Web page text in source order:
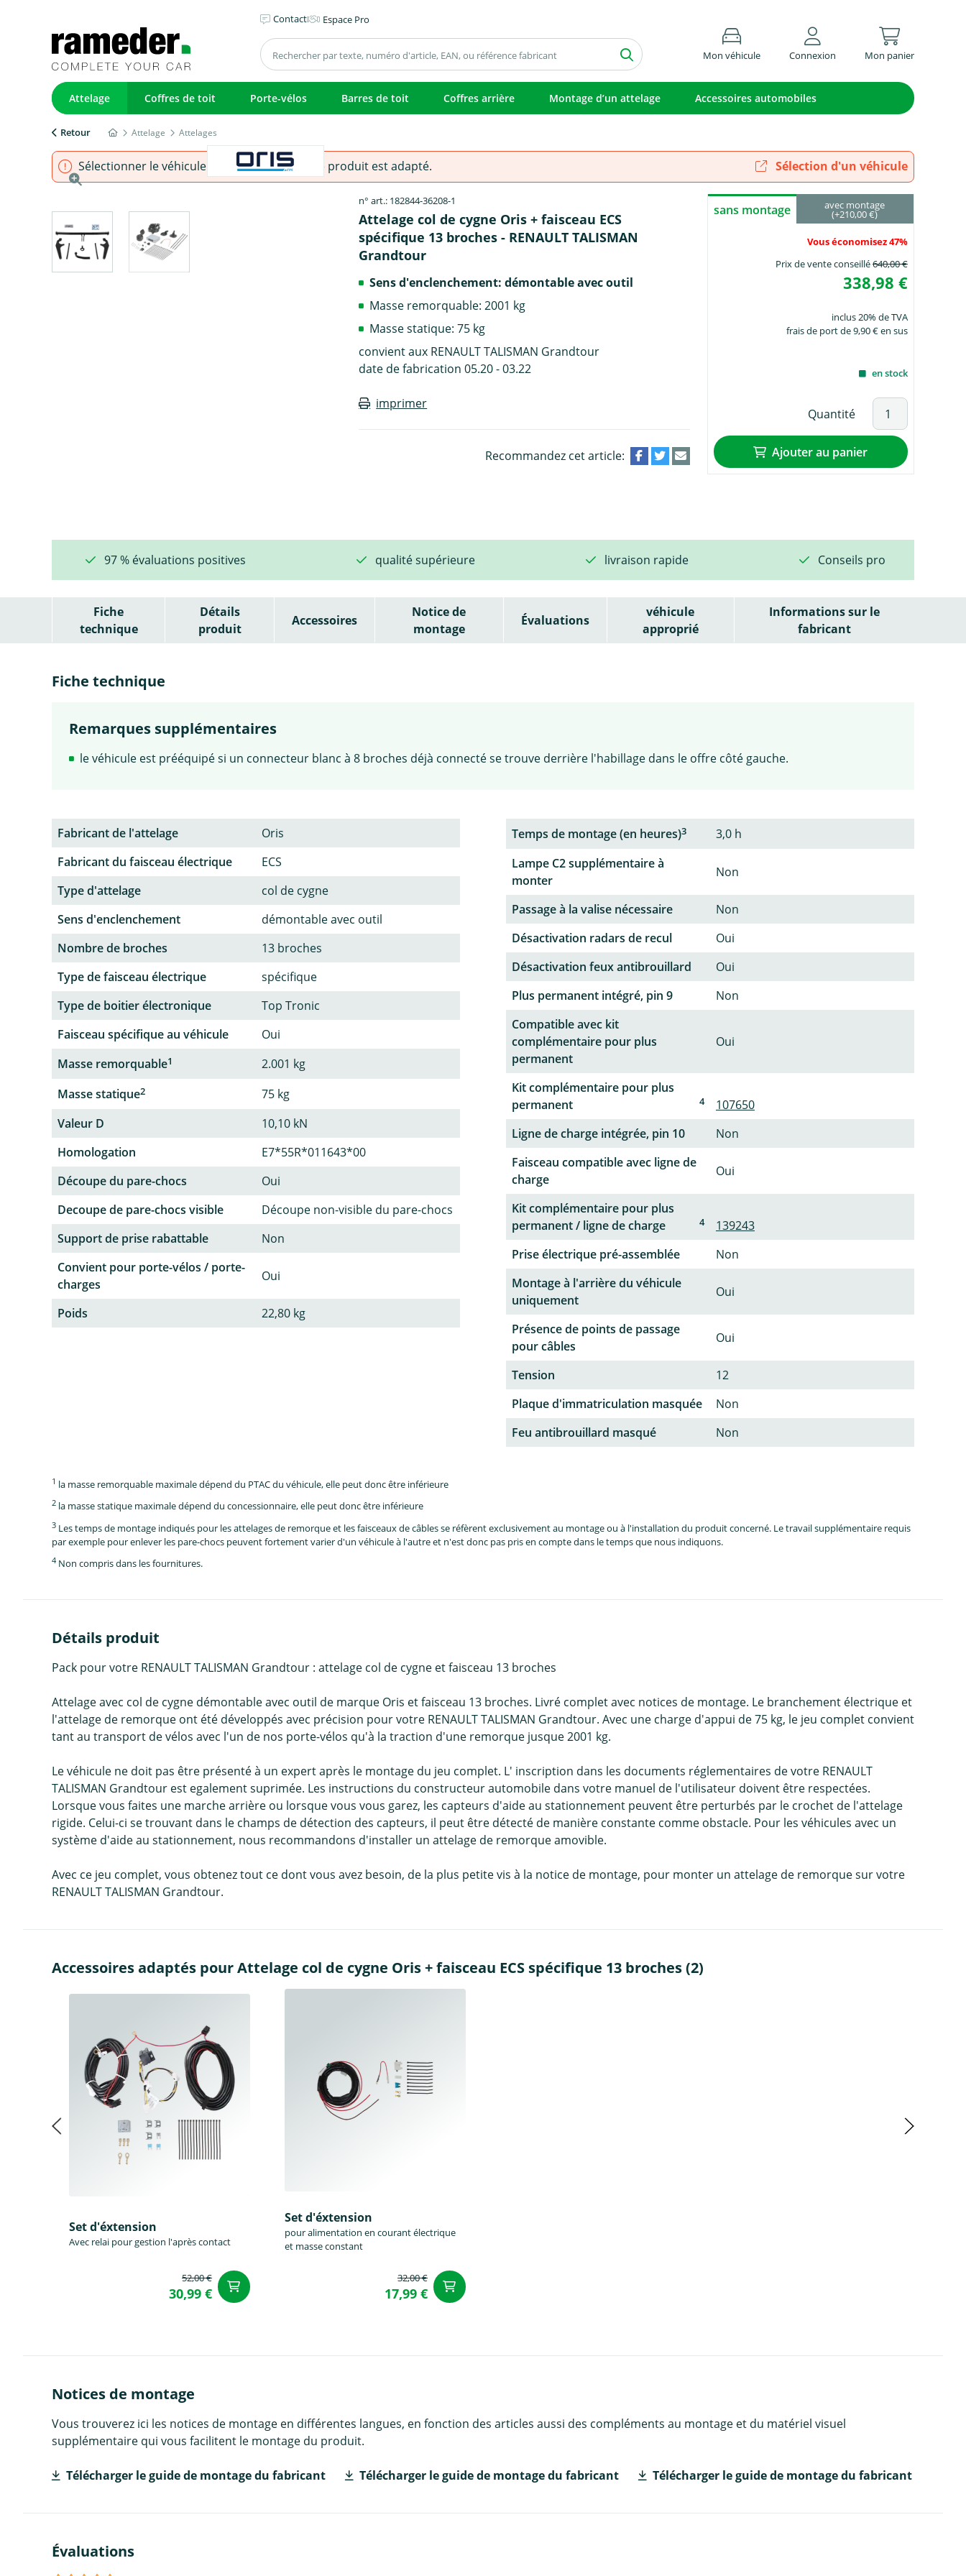
Contact Espace Pro
Mon véhicule Connexion Mon panier
Attelage Coffres de toit Porte-vélos Barres de toit Coffres arrière Montage d’un attelage Accessoires automobiles
Retour Attelage Attelages
Sélectionner le véhicule pour s'assurer que le produit est adapté. Sélection d'un véhicule
n° art.: 182844-36208-1
Attelage col de cygne Oris + faisceau ECS
spécifique 13 broches - RENAULT TALISMAN
Grandtour
Sens d'enclenchement: démontable avec outil
Masse remorquable: 2001 kg
Masse statique: 75 kg
convient aux RENAULT TALISMAN Grandtour
date de fabrication 05.20 - 03.22
imprimer
Recommandez cet article:
sans montage avec montage
(+210,00 €)
Vous économisez 47%
Prix de vente conseillé640,00 €
338,98 €
inclus 20% de TVA
frais de port de 9,90 € en sus
en stock
Quantité
Ajouter au panier
97 % évaluations positives qualité supérieure livraison rapide Conseils pro
Fiche
technique
Détails
produit
Accessoires
Notice de
montage
Évaluations
véhicule
approprié
Informations sur le
fabricant
Fiche technique
Remarques supplémentaires
le véhicule est prééquipé si un connecteur blanc à 8 broches déjà connecté se trouve derrière l'habillage dans le offre côté gauche.
Fabricant de l'attelage
Oris
Fabricant du faisceau électrique
ECS
Type d'attelage
col de cygne
Sens d'enclenchement
démontable avec outil
Nombre de broches
13 broches
Type de faisceau électrique
spécifique
Type de boitier électronique
Top Tronic
Faisceau spécifique au véhicule
Oui
Masse remorquable1
2.001 kg
Masse statique2
75 kg
Valeur D
10,10 kN
Homologation
E7*55R*011643*00
Découpe du pare-chocs
Oui
Decoupe de pare-chocs visible
Découpe non-visible du pare-chocs
Support de prise rabattable
Non
Convient pour porte-vélos / porte-
charges
Oui
Poids 22,80 kg
Temps de montage (en heures)3
3,0 h
Lampe C2 supplémentaire à
monter
Non
Passage à la valise nécessaire
Non
Désactivation radars de recul
Oui
Désactivation feux antibrouillard
Oui
Plus permanent intégré, pin 9
Non
Compatible avec kit
complémentaire pour plus
permanent
Oui
Kit complémentaire pour plus
permanent
4
107650
Ligne de charge intégrée, pin 10
Non
Faisceau compatible avec ligne de
charge
Oui
Kit complémentaire pour plus
permanent / ligne de charge
4
139243
Prise électrique pré-assemblée
Non
Montage à l'arrière du véhicule
uniquement
Oui
Présence de points de passage
pour câbles
Oui
Tension
12
Plaque d'immatriculation masquée
Non
Feu antibrouillard masqué
Non
1 la masse remorquable maximale dépend du PTAC du véhicule, elle peut donc être inférieure
2 la masse statique maximale dépend du concessionnaire, elle peut donc être inférieure
3 Les temps de montage indiqués pour les attelages de remorque et les faisceaux de câbles se réfèrent exclusivement au montage ou à l'installation du produit concerné. Le travail supplémentaire requis
par exemple pour enlever les pare-chocs peuvent fortement varier d'un véhicule à l'autre et n'est donc pas pris en compte dans le temps que nous indiquons.
4 Non compris dans les fournitures.
Détails produit
Pack pour votre RENAULT TALISMAN Grandtour : attelage col de cygne et faisceau 13 broches
Attelage avec col de cygne démontable avec outil de marque Oris et faisceau 13 broches. Livré complet avec notices de montage. Le branchement électrique et
l'attelage de remorque ont été développés avec précision pour votre RENAULT TALISMAN Grandtour. Avec une charge d'appui de 75 kg, le jeu complet convient
tant au transport de vélos avec l'un de nos porte-vélos qu'à la traction d'une remorque jusque 2001 kg.
Le véhicule ne doit pas être présenté à un expert après le montage du jeu complet. L' inscription dans les documents réglementaires de votre RENAULT
TALISMAN Grandtour est egalement suprimée. Les instructions du constructeur automobile dans votre manuel de l'utilisateur doivent être respectées.
Lorsque vous faites une marche arrière ou lorsque vous vous garez, les capteurs d'aide au stationnement peuvent être perturbés par le crochet de l'attelage
rigide. Celui-ci se trouvant dans le champs de détection des capteurs, il peut être détecté de manière constante comme obstacle. Pour les véhicules avec un
système d'aide au stationnement, nous recommandons d'installer un attelage de remorque amovible.
Avec ce jeu complet, vous obtenez tout ce dont vous avez besoin, de la plus petite vis à la notice de montage, pour monter un attelage de remorque sur votre
RENAULT TALISMAN Grandtour.
Accessoires adaptés pour Attelage col de cygne Oris + faisceau ECS spécifique 13 broches (2)
Set d'éxtension
Avec relai pour gestion l'après contact
52,00 €
30,99 €
Set d'éxtension
pour alimentation en courant électrique
et masse constant
32,00 €
17,99 €
Notices de montage
Vous trouverez ici les notices de montage en différentes langues, en fonction des articles aussi des compléments au montage et du matériel visuel
supplémentaire qui vous facilitent le montage du produit.
Télécharger le guide de montage du fabricant Télécharger le guide de montage du fabricant Télécharger le guide de montage du fabricant
Évaluations